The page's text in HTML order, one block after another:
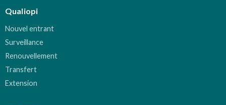
Qualiopi
Nouvel entrant
Surveillance
Renouvellement
Transfert
Extension